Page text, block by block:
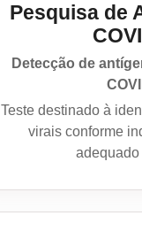
Pesquisa de
Detecção de
Teste destinado à
virais conforme
adequado